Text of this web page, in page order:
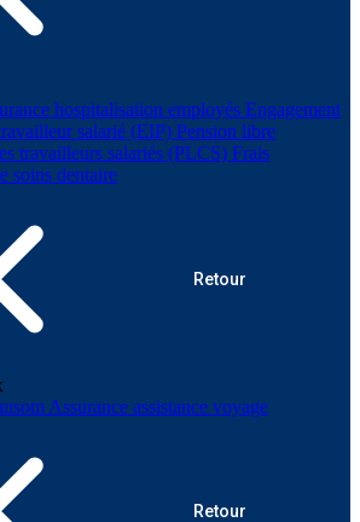
hospitalisation employés Engagement
salarié (EIP) Pension libre
travailleurs salariés (PLCS) Frais
soins dentaire
Retour
Assurance assistance voyage
Retour